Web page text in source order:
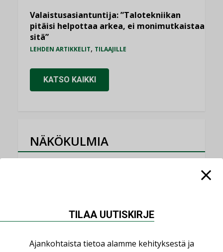
Valaistusasiantuntija: ”Talotekniikan
pitäisi helpottaa arkea, ei monimutkaistaa
sitä”
LEHDEN ARTIKKELIT, TILAAJILLE
KATSO KAIKKI
NÄKÖKULMIA
Sähköistäminen säästää euroja
KOLUMNI
Yli miljoona kotia on vailla toimivaa
TILAA UUTISKIRJE
Ajankohtaista tietoa alamme kehityksestä ja